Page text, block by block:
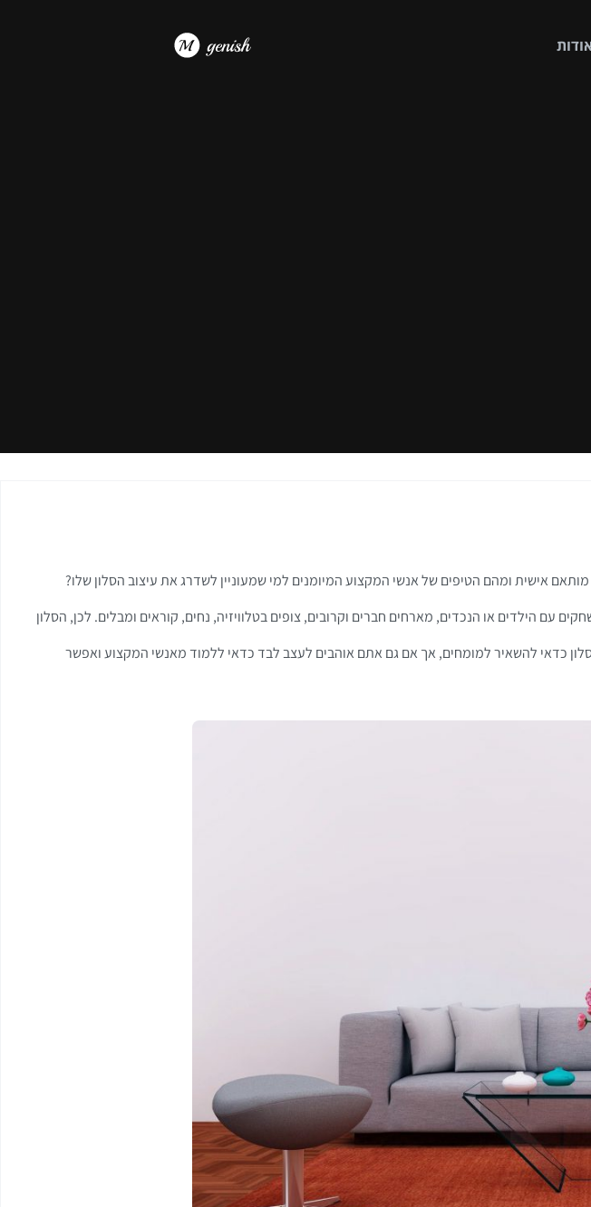
אישית ומהם הטיפים של אנשי המקצוע המיומנים למי שמעוניין לשדרג את עיצוב הסלון שלו?
עם הילדים או הנכדים, מארחים חברים וקרובים, צופים בטלוויזיה, נחים, קוראים ומבלים. לכן, הסלון
כדאי להשאיר למומחים, אך אם גם אתם אוהבים לעצב לבד כדאי ללמוד מאנשי המקצוע ואפשר